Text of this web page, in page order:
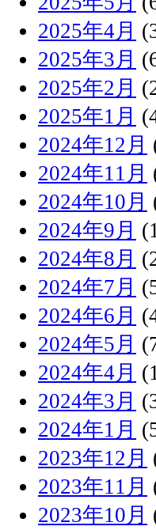
2025年4月
2025年3月
2025年2月
2025年1月
2024年12月
2024年11月
2024年10月
2024年9月
2024年8月
2024年7月
2024年6月
2024年5月
2024年4月
2024年3月
2024年1月
2023年12月
2023年11月
2023年10月